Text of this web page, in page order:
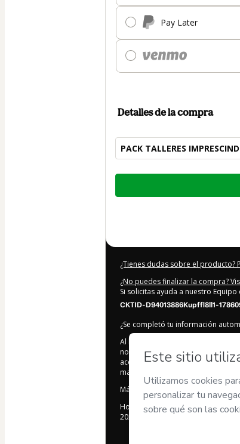
Pay Later
Detalles de la compra
PACK TALLERES
Total
¿Tienes dudas sobre el producto?
¿No puedes finalizar la compra?
Si solicitas ayuda a nuestro
CKTID-D94013886Kupffl8ll1-
¿Se completó tu información
Al hacer clic en 'Comprar ahora',
nombre de Educa en Positivo y
acepto losTérminos de Uso de
mayor de edad o autorizado y
Más información sobre tu compra
Hotmart ©2026- Todos los
2026-08-07T10:19:29.085Z